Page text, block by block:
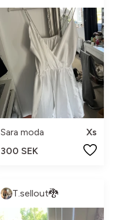
Sara moda
Xs
300 SEK
T.sellout🐉